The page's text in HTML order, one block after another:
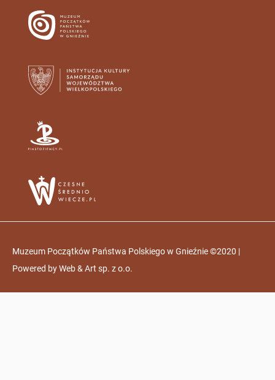
Muzeum Początków Państwa Polskiego w Gnieźnie ©2020 |
Powered byWeb & Art sp. z o.o.